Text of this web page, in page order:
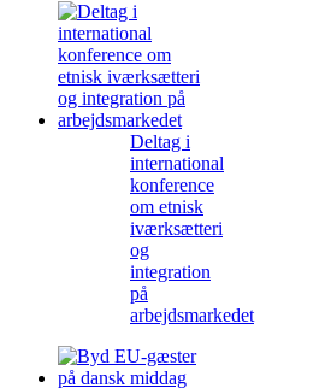
Deltag i
international
konference
om etnisk
iværksætteri
og
integration
på
arbejdsmarkedet